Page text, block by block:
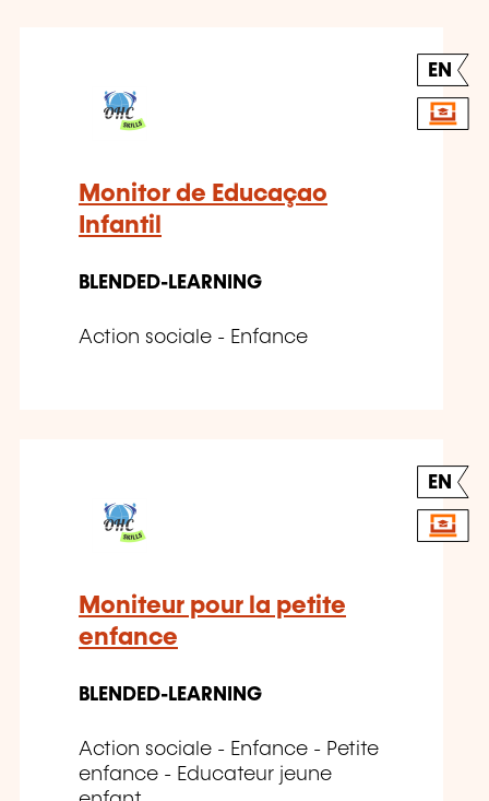
EN
Monitor de Educaçao
Infantil
BLENDED-LEARNING
Action sociale - Enfance
EN
Moniteur pour la petite
enfance
BLENDED-LEARNING
Action sociale - Enfance - Petite
enfance - Educateur jeune